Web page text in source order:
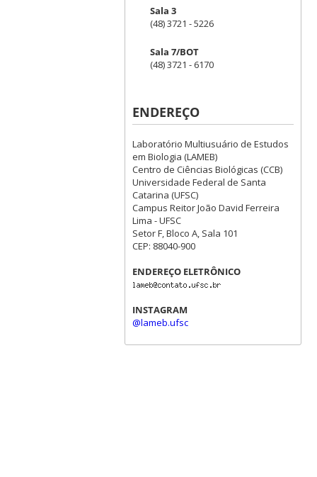
Sala 3
(48) 3721 - 5226
Sala 7/BOT
(48) 3721 - 6170
ENDEREÇO
Laboratório Multiusuário de Estudos
em Biologia (LAMEB)
Centro de Ciências Biológicas (CCB)
Universidade Federal de Santa
Catarina (UFSC)
Campus Reitor João David Ferreira
Lima - UFSC
Setor F, Bloco A, Sala 101
CEP: 88040-900
ENDEREÇO ELETRÔNICO
INSTAGRAM
@lameb.ufsc